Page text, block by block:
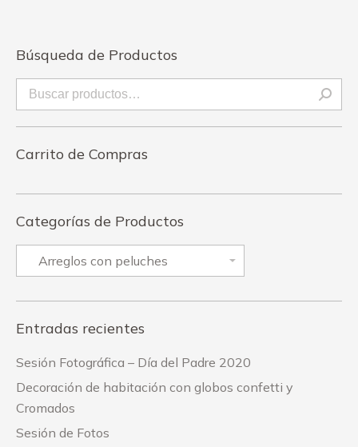
Búsqueda de Productos
Carrito de Compras
Categorías de Productos
Entradas recientes
Sesión Fotográfica – Día del Padre 2020
Decoración de habitación con globos confetti y
Cromados
Sesión de Fotos